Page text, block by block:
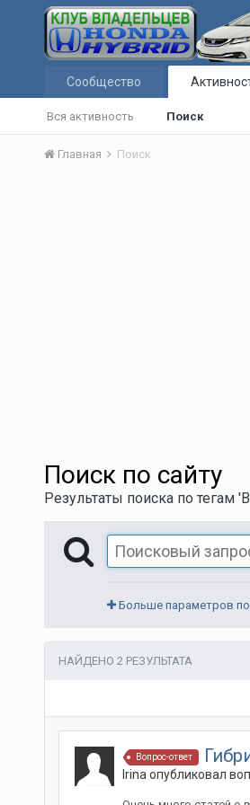
Сообщество
Вся активность Поиск
Главная Поиск
Поиск по сайту
Результаты поиска по тегам
Больше параметров
НАЙДЕНО 2 РЕЗУЛЬТАТА
Вопрос-ответ
Irina опубликовал